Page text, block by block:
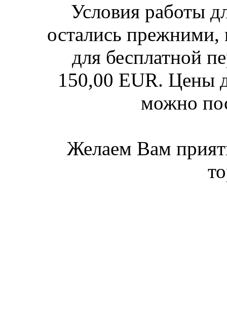
Условия работы
остались прежними,
для бесплатной
150,00 EUR. Цены
можно
Желаем Вам